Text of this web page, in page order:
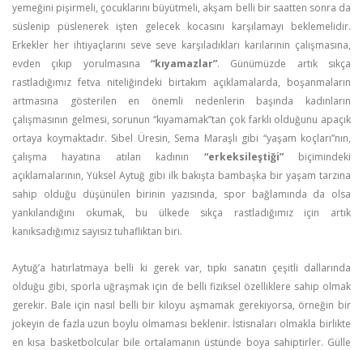
yemeğini pişirmeli, çocuklarını büyütmeli, akşam belli bir saatten sonra da
süslenip püslenerek işten gelecek kocasını karşılamayı beklemelidir.
Erkekler her ihtiyaçlarını seve seve karşıladıkları karılarının çalışmasına,
evden çıkıp yorulmasına “kıyamazlar”. Günümüzde artık sıkça
rastladığımız fetva niteliğindeki birtakım açıklamalarda, boşanmaların
artmasına gösterilen en önemli nedenlerin başında kadınların
çalışmasının gelmesi, sorunun “kıyamamak”tan çok farklı olduğunu apaçık
ortaya koymaktadır. Sibel Üresin, Sema Maraşlı gibi “yaşam koçları”nın,
çalışma hayatına atılan kadının “erkeksileştiği”biçimindeki
açıklamalarının, Yüksel Aytuğ gibi ilk bakışta bambaşka bir yaşam tarzına
sahip olduğu düşünülen birinin yazısında, spor bağlamında da olsa
yankılandığını okumak, bu ülkede sıkça rastladığımız için artık
kanıksadığımız sayısız tuhaflıktan biri.
Aytuğ’a hatırlatmaya belli ki gerek var, tıpkı sanatın çeşitli dallarında
olduğu gibi, sporla uğraşmak için de belli fiziksel özelliklere sahip olmak
gerekir. Bale için nasıl belli bir kiloyu aşmamak gerekiyorsa, örneğin bir
jokeyin de fazla uzun boylu olmaması beklenir. İstisnaları olmakla birlikte
en kısa basketbolcular bile ortalamanın üstünde boya sahiptirler. Gülle